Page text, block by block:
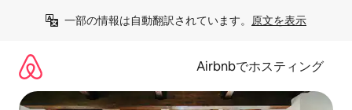
一部の情報は自動翻訳されています。 原文を表示
Airbnbでホスティング